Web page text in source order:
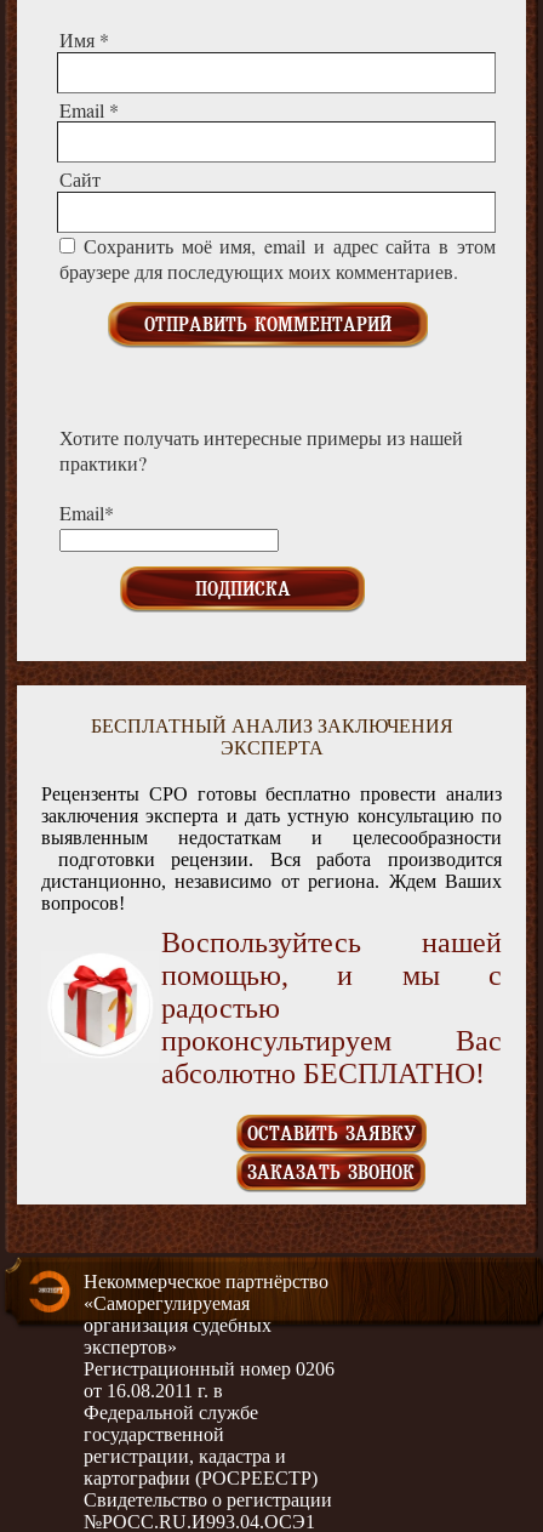
Имя *
Email *
Сайт
Сохранить моё имя, email и адрес сайта в этом
браузере для последующих моих комментариев.
Хотите получать интересные примеры из нашей
практики?
Email*
БЕСПЛАТНЫЙ АНАЛИЗ ЗАКЛЮЧЕНИЯ
ЭКСПЕРТА
Рецензенты СРО готовы бесплатно провести анализ
заключения эксперта и дать устную консультацию по
выявленным недостаткам и целесообразности
подготовки рецензии. Вся работа производится
дистанционно, независимо от региона. Ждем Ваших
вопросов!
Воспользуйтесь нашей
помощью, и мы с
радостью
проконсультируем Вас
абсолютно БЕСПЛАТНО!
ОСТАВИТЬ ЗАЯВКУ
ЗАКАЗАТЬ ЗВОНОК
Некоммерческое партнёрство
«Саморегулируемая
организация судебных
экспертов»
Регистрационный номер 0206
от 16.08.2011 г. в
Федеральной службе
государственной
регистрации, кадастра и
картографии (РОСРЕЕСТР)
Свидетельство о регистрации
№РОСС.RU.И993.04.ОСЭ1